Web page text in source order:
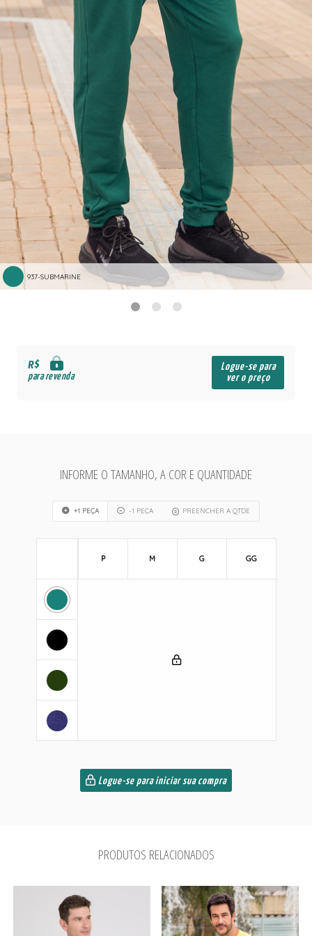
937-SUBMARINE
R$
para revenda
Logue-se para
ver o preço
INFORME O TAMANHO, A COR E QUANTIDADE
+1 PEÇA -1 PEÇA PREENCHER A QTDE
P M G GG
Logue-se para iniciar sua compra
PRODUTOS RELACIONADOS